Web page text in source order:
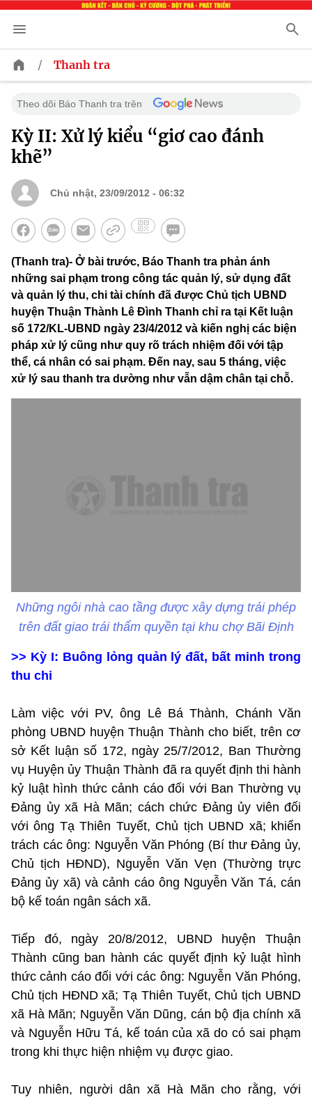
/ Thanh tra
Theo dõi Báo Thanh tra trên
Kỳ II: Xử lý kiểu “giơ cao đánh
khẽ”
Chủ nhật, 23/09/2012 - 06:32
(Thanh tra)- Ở bài trước, Báo Thanh tra phản ánh
những sai phạm trong công tác quản lý, sử dụng đất
và quản lý thu, chi tài chính đã được Chủ tịch UBND
huyện Thuận Thành Lê Đình Thanh chỉ ra tại Kết luận
số 172/KL-UBND ngày 23/4/2012 và kiến nghị các biện
pháp xử lý cũng như quy rõ trách nhiệm đối với tập
thể, cá nhân có sai phạm. Đến nay, sau 5 tháng, việc
xử lý sau thanh tra dường như vẫn dậm chân tại chỗ.
Những ngôi nhà cao tầng được xây dựng trái phép
trên đất giao trái thẩm quyền tại khu chợ Bãi Định
>> Kỳ I: Buông lỏng quản lý đất, bất minh trong
thu chi
Làm việc với PV, ông Lê Bá Thành, Chánh Văn
phòng UBND huyện Thuận Thành cho biết, trên cơ
sở Kết luận số 172, ngày 25/7/2012, Ban Thường
vụ Huyện ủy Thuận Thành đã ra quyết định thi hành
kỷ luật hình thức cảnh cáo đối với Ban Thường vụ
Đảng ủy xã Hà Mãn; cách chức Đảng ủy viên đối
với ông Tạ Thiên Tuyết, Chủ tịch UBND xã; khiển
trách các ông: Nguyễn Văn Phóng (Bí thư Đảng ủy,
Chủ tịch HĐND), Nguyễn Văn Vẹn (Thường trực
Đảng ủy xã) và cảnh cáo ông Nguyễn Văn Tá, cán
bộ kế toán ngân sách xã.
Tiếp đó, ngày 20/8/2012, UBND huyện Thuận
Thành cũng ban hành các quyết định kỷ luật hình
thức cảnh cáo đối với các ông: Nguyễn Văn Phóng,
Chủ tịch HĐND xã; Tạ Thiên Tuyết, Chủ tịch UBND
xã Hà Mãn; Nguyễn Văn Dũng, cán bộ địa chính xã
và Nguyễn Hữu Tá, kế toán của xã do có sai phạm
trong khi thực hiện nhiệm vụ được giao.
Tuy nhiên, người dân xã Hà Mãn cho rằng, với